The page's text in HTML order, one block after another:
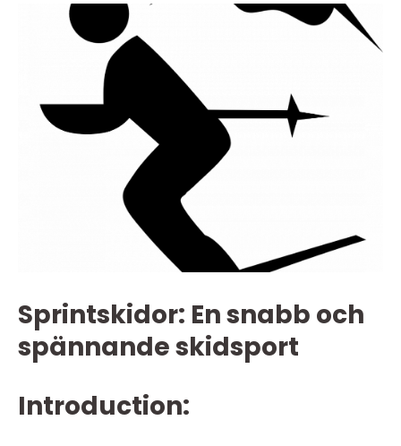
Sprintskidor: En snabb och
spännande skidsport
Introduction: